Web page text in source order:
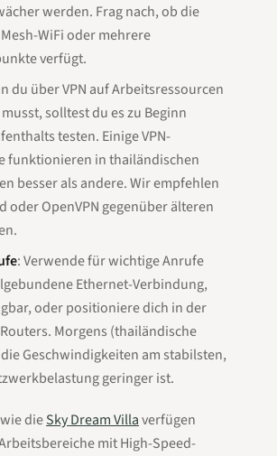
werden. Frag nach, ob die
WiFi oder mehrere
verfügt.
du über VPN auf Arbeitsressourcen
solltest du es zu Beginn
testen. Einige VPN-
funktionieren in thailändischen
besser als andere. Wir empfehlen
oder OpenVPN gegenüber älteren
: Verwende für wichtige Anrufe
Ethernet-Verbindung,
oder positioniere dich in der
Morgens (thailändische
Geschwindigkeiten am stabilsten,
geringer ist.
dieSky Dream Villaverfügen
mit High-Speed-